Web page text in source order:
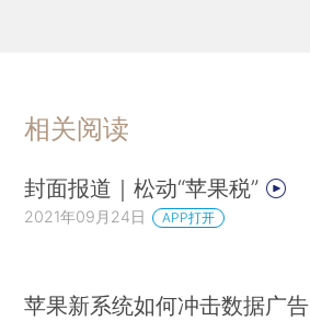
相关阅读
封面报道｜松动“苹果税”
2021年09月24日 APP打开
苹果新系统如何冲击数据广告